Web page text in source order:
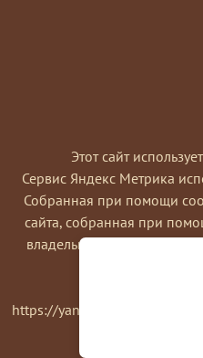
Этот сайт
Сервис Яндекс Метрика
Coбранная при помощи
сайта, собранная при
владельца сайта, в
Вы
https://yandex.ru/support/